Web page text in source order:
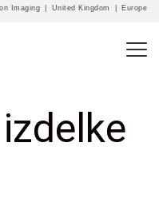
Imaging | United Kingdom | Europe